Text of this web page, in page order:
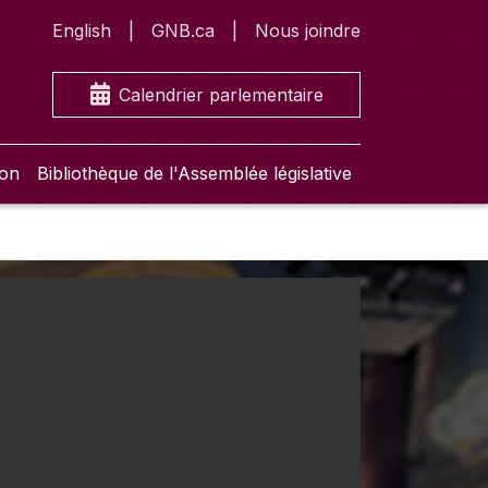
English GNB.ca Nous joindre
Calendrier parlementaire
Bibliothèque de l'Assemblée législative